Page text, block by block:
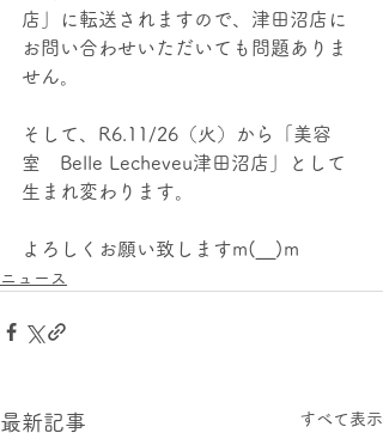
店」に転送されますので、津田沼店に
お問い合わせいただいても問題ありま
せん。
そして、R6.11/26（火）から「美容
室　Belle Lecheveu津田沼店」として
生まれ変わります。
よろしくお願い致しますm(__)m
ニュース
最新記事 すべて表示